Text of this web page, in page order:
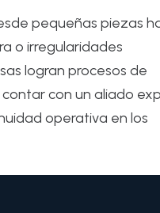
pequeñas piezas
o irregularidades
logran procesos de
con un aliado
operativa en los